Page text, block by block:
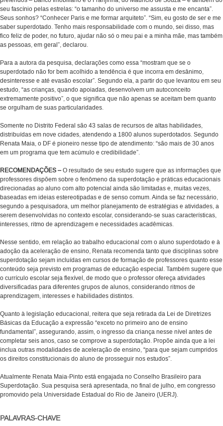
seu fascínio pelas estrelas: “o tamanho do universo me assusta e me encanta”.
Seus sonhos? “Conhecer Paris e me formar arquiteto”. “Sim, eu gosto de ser e me
saber superdotado. Tenho mais responsabilidade com o mundo, sei disso, mas
fico feliz de poder, no futuro, ajudar não só o meu pai e a minha mãe, mas também
as pessoas, em geral”, declarou.
Para a autora da pesquisa, declarações como essa “mostram que se o
superdotado não for bem acolhido a tendência é que incorra em desânimo,
desinteresse e até evasão escolar”. Segundo ela, a partir do que levantou em seu
estudo, “as crianças, quando apoiadas, desenvolvem um autoconceito
extremamente positivo”, o que significa que não apenas se aceitam bem quanto
se orgulham de suas particularidades.
Somente no Distrito Federal são 43 salas de recursos de altas habilidades,
distribuídas em nove cidades, atendendo a 1800 alunos superdotados. Segundo
Renata Maia, o DF é pioneiro nesse tipo de atendimento: “são mais de 30 anos
em um programa que tem acúmulo e credibilidade”.
RECOMENDAÇÕES –O resultado de seu estudo sugere que as informações que
professores dispõem sobre o fenômeno da superdotação e práticas educacionais
direcionadas ao aluno com alto potencial ainda são limitadas e, muitas vezes,
baseadas em ideias estereotipadas e de senso comum. Ainda se faz necessário,
segundo a pesquisadora, um melhor planejamento de estratégias e atividades, a
serem desenvolvidas no contexto escolar, considerando-se suas características,
interesses, ritmo de aprendizagem e necessidades acadêmicas.
Nesse sentido, em relação ao trabalho educacional com o aluno superdotado e à
adoção da aceleração de ensino, Renata recomenda tanto que disciplinas sobre
superdotação sejam incluídas em cursos de formação de professores quanto esse
conteúdo seja previsto em programas de educação especial. Também sugere que
o currículo escolar seja flexível, de modo que o professor ofereça atividades
diversificadas para diferentes grupos de alunos, considerando ritmos de
aprendizagem, interesses e habilidades distintos.
Quanto à legislação educacional, reitera que seja retirada da Lei de Diretrizes
Básicas da Educação a expressão “exceto no primeiro ano de ensino
fundamental”, assegurando, assim, o ingresso da criança nesse nível antes de
completar seis anos, caso se comprove a superdotação. Propõe ainda que a lei
inclua outras modalidades de aceleração de ensino, “para que sejam cumpridos
os direitos constitucionais do aluno de prosseguir nos estudos”.
Atualmente Renata Maia-Pinto está engajada no Conselho Brasileiro para
Superdotação. Sua pesquisa será apresentada, no final de julho, em congresso
promovido pela Universidade Estadual do Rio de Janeiro (UERJ).
PALAVRAS-CHAVE